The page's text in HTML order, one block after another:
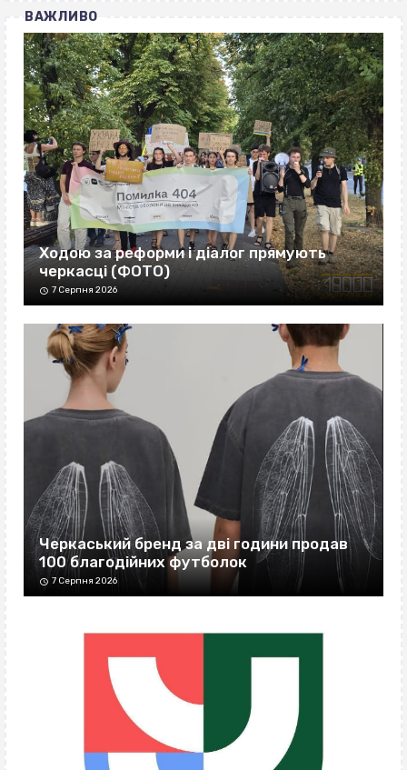
ВАЖЛИВО
Ходою за реформи і діалог прямують
черкасці (ФОТО)
7 Серпня 2026
Черкаський бренд за дві години продав
100 благодійних футболок
7 Серпня 2026